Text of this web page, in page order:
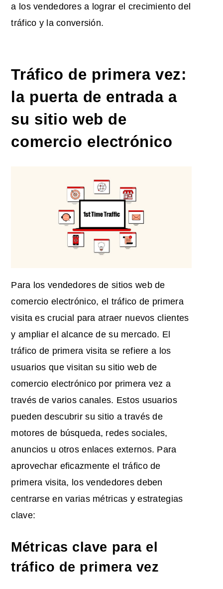
a los vendedores a lograr el crecimiento del
tráfico y la conversión.
Tráfico de primera vez:
la puerta de entrada a
su sitio web de
comercio electrónico
Para los vendedores de sitios web de
comercio electrónico, el tráfico de primera
visita es crucial para atraer nuevos clientes
y ampliar el alcance de su mercado. El
tráfico de primera visita se refiere a los
usuarios que visitan su sitio web de
comercio electrónico por primera vez a
través de varios canales. Estos usuarios
pueden descubrir su sitio a través de
motores de búsqueda, redes sociales,
anuncios u otros enlaces externos. Para
aprovechar eficazmente el tráfico de
primera visita, los vendedores deben
centrarse en varias métricas y estrategias
clave:
Métricas clave para el
tráfico de primera vez